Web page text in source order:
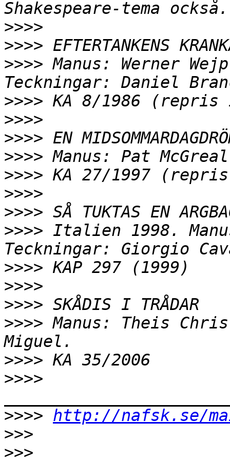
>>>>
>>>>
>>>> Manus: Werner
>>>>
>>>>
>>>>
>>>>
>>>>
>>>>
>>>>
>>>> Italien 1998.
>>>>
>>>>
>>>>
>>>> Manus: Theis
>>>>
>>>>
>>>> http://nafsk.se/
>>>
>>>